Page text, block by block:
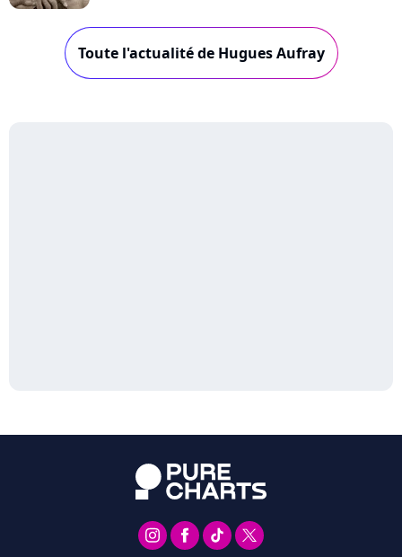
Toute l'actualité de Hugues Aufray